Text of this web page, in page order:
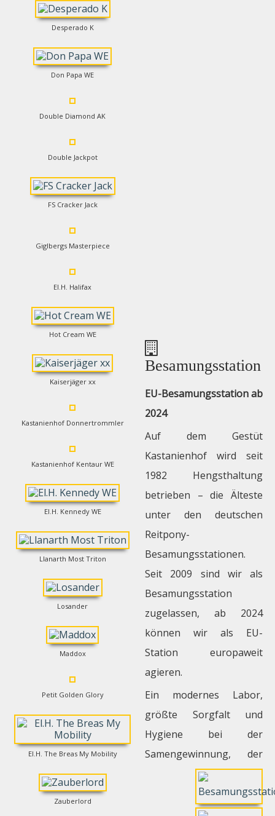
Desperado K
Don Papa WE
Double Diamond AK
Double Jackpot
FS Cracker Jack
Giglbergs Masterpiece
El.H. Halifax
Hot Cream WE
Kaiserjäger xx
Kastanienhof Donnertrommler
Kastanienhof Kentaur WE
El.H. Kennedy WE
Llanarth Most Triton
Losander
Maddox
Petit Golden Glory
El.H. The Breas My Mobility
Zauberlord
Besamungsstation
EU-Besamungsstation ab
2024
Auf dem Gestüt
Kastanienhof wird seit
1982 Hengsthaltung
betrieben – die Älteste
unter den deutschen
Reitpony-
Besamungsstationen.
Seit 2009 sind wir als
Besamungsstation
zugelassen, ab 2024
können wir als EU-
Station europaweit
agieren.
Ein modernes Labor,
größte Sorgfalt und
Hygiene bei der
Samengewinnung, der